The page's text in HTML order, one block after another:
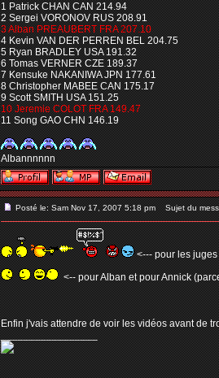
1 Patrick CHAN CAN 214.94
2 Sergei VORONOV RUS 208.91
3 Alban PREAUBERT FRA 207.10
4 Kevin VAN DER PERREN BEL 204.75
5 Ryan BRADLEY USA 191.32
6 Tomas VERNER CZE 189.37
7 Kensuke NAKANIWA JPN 177.61
8 Christopher MABEE CAN 175.17
9 Scott SMITH USA 151.25
10 Jeremie COLOT FRA 149.47
11 Song GAO CHN 146.19
Albannnnnn
Posté le: Sam Nov 17, 2007 5:18 pm Sujet du
<--- pour les juges
<-- pour Alban et pour Annick
Enfin j'vais attendre de voir les vidéos avant de
_________________